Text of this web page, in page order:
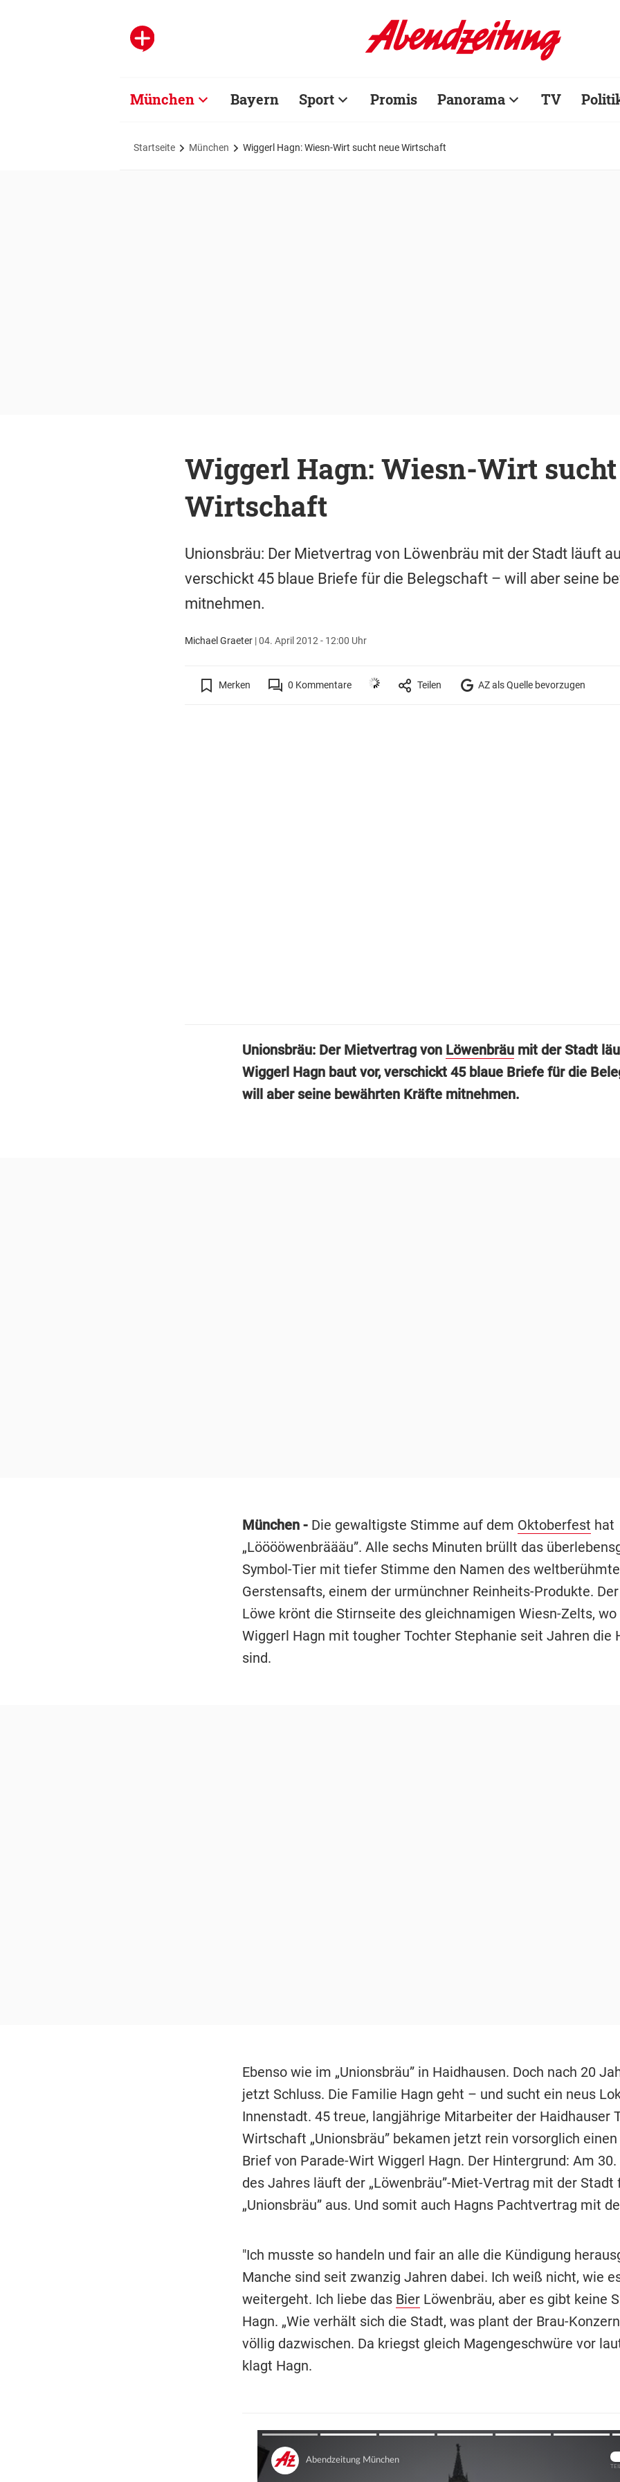
München Bayern Sport Promis Panorama TV
Startseite München Wiggerl Hagn: Wiesn-Wirt sucht neue Wirtschaft
Wiggerl Hagn: Wiesn-Wirt
Wirtschaft
Unionsbräu: Der Mietvertrag von Löwenbräu mit der Stadt läuft
verschickt 45 blaue Briefe für die Belegschaft – will aber seine
mitnehmen.
Michael Graeter|04. April 2012 - 12:00 Uhr
Merken 0 Kommentare Teilen AZ als Quelle bevorzugen
Unionsbräu: Der Mietvertrag von Löwenbräumit der Stadt
Wiggerl Hagn baut vor, verschickt 45 blaue Briefe für die
will aber seine bewährten Kräfte mitnehmen.
München - Die gewaltigste Stimme auf dem Oktoberfest hat
„Lööööwenbräääu”. Alle sechs Minuten brüllt das
Symbol-Tier mit tiefer Stimme den Namen des
Gerstensafts, einem der urmünchner Reinheits-Produkte.
Löwe krönt die Stirnseite des gleichnamigen Wiesn-Zelts,
Wiggerl Hagn mit tougher Tochter Stephanie seit Jahren die
sind.
Ebenso wie im „Unionsbräu” in Haidhausen. Doch nach 20
jetzt Schluss. Die Familie Hagn geht – und sucht ein neus
Innenstadt. 45 treue, langjährige Mitarbeiter der Haidhauser
Wirtschaft „Unionsbräu” bekamen jetzt rein vorsorglich
Brief von Parade-Wirt Wiggerl Hagn. Der Hintergrund: Am
des Jahres läuft der „Löwenbräu”-Miet-Vertrag mit der Stadt
„Unionsbräu” aus. Und somit auch Hagns Pachtvertrag mit
"Ich musste so handeln und fair an alle die Kündigung
Manche sind seit zwanzig Jahren dabei. Ich weiß nicht, wie
weitergeht. Ich liebe das BierLöwenbräu, aber es gibt keine
Hagn. „Wie verhält sich die Stadt, was plant der Brau-
völlig dazwischen. Da kriegst gleich Magengeschwüre vor
klagt Hagn.